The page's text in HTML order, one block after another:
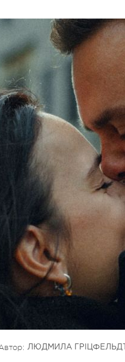
ЛЮДМИЛА ГРІЦФЕЛЬДТ